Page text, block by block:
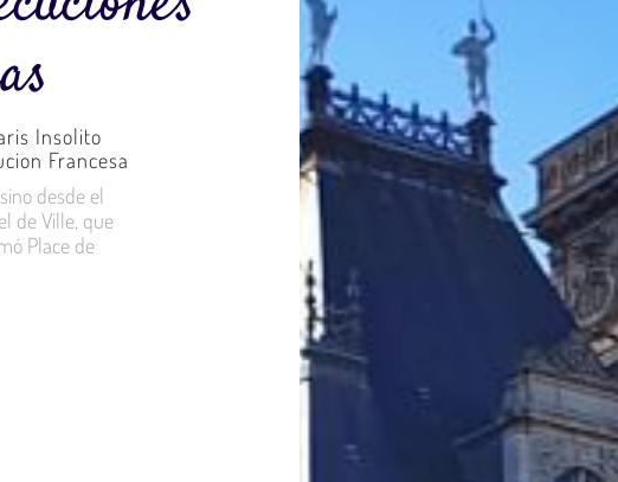
Insolito
Francesa
desde el
de Ville, que
Place de